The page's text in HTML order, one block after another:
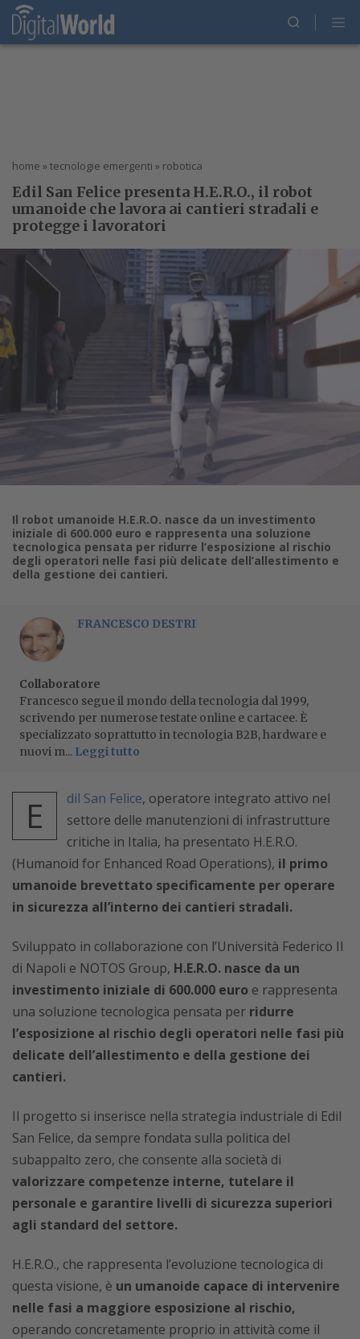
home » tecnologie emergenti » robotica
Edil San Felice presenta H.E.R.O., il robot
umanoide che lavora ai cantieri stradali e
protegge i lavoratori
Il robot umanoide H.E.R.O. nasce da un investimento
iniziale di 600.000 euro e rappresenta una soluzione
tecnologica pensata per ridurre l’esposizione al rischio
degli operatori nelle fasi più delicate dell’allestimento e
della gestione dei cantieri.
FRANCESCO DESTRI
Collaboratore
Francesco segue il mondo della tecnologia dal 1999,
scrivendo per numerose testate online e cartacee. È
specializzato soprattutto in tecnologia B2B, hardware e
nuovi m... Leggi tutto
E dil San Felice, operatore integrato attivo nel
settore delle manutenzioni di infrastrutture
critiche in Italia, ha presentato H.E.R.O.
(Humanoid for Enhanced Road Operations), il primo
umanoide brevettato specificamente per operare
in sicurezza all’interno dei cantieri stradali.
Sviluppato in collaborazione con l’Università Federico II
di Napoli e NOTOS Group, H.E.R.O. nasce da un
investimento iniziale di 600.000 euro e rappresenta
una soluzione tecnologica pensata per ridurre
l’esposizione al rischio degli operatori nelle fasi più
delicate dell’allestimento e della gestione dei
cantieri.
Il progetto si inserisce nella strategia industriale di Edil
San Felice, da sempre fondata sulla politica del
subappalto zero, che consente alla società di
valorizzare competenze interne, tutelare il
personale e garantire livelli di sicurezza superiori
agli standard del settore.
H.E.R.O., che rappresenta l’evoluzione tecnologica di
questa visione, è un umanoide capace di intervenire
nelle fasi a maggiore esposizione al rischio,
operando concretamente proprio in attività come il